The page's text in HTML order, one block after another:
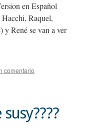
en Español
Raquel,
y René se van a ver
comentario